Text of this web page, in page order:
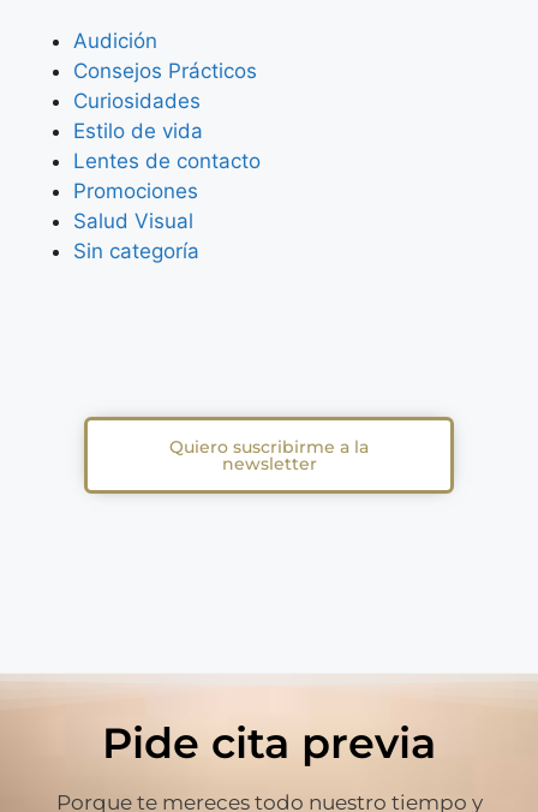
Audición
Consejos Prácticos
Curiosidades
Estilo de vida
Lentes de contacto
Promociones
Salud Visual
Sin categoría
Quiero suscribirme a la
newsletter
Pide cita previa
Porque te mereces todo nuestro tiempo y